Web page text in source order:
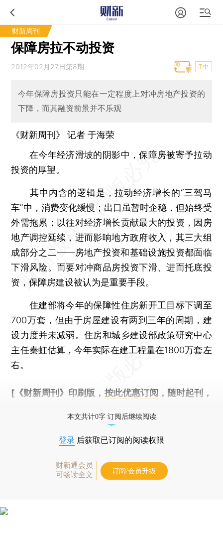
财新周刊
保障房拉不动投资
2012年02月27日第8期 T中
今年保障房投资只能在一定程度上对冲房地产投资的
下降，而其融资前景并不乐观
《财新周刊》 记者于海荣
在今年经济滑坡的阴影中，保障房被寄予拉动
投资的厚望。
其中内含的逻辑是，拉动经济增长的“三驾马
车”中，消费变化缓慢；出口虽暂时企稳，但始终受
外需拖累；以往对经济增长贡献最大的投资，因房
地产调控延续，进而影响地方政府收入，其三大组
成部分之二——房地产投资和基础设施投资都面临
下滑风险。而要对冲商品房投资下滑、进而托底投
资，保障房建设被认为是重要手段。
住建部将今年的保障性住房新开工目标下调至
700万套，但由于房屋建设有两到三年的周期，建
设力度并未减弱。住房和城乡建设部政策研究中心
主任秦虹估算，今年实际在建工程量在1800万套左
右。
[《财新周刊》印刷版， 按此优惠订阅 ，随时起刊，
本文共计0字 订阅后继续阅读
登录 后获取已订阅的阅读权限
财新通会员
可畅读全文
订阅/会员升级